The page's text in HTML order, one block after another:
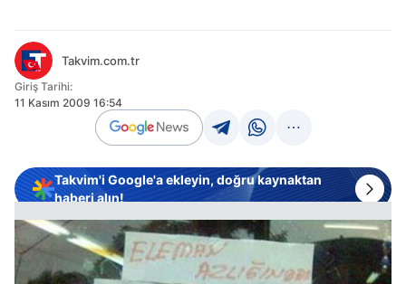
Takvim.com.tr
Giriş Tarihi:
11 Kasım 2009 16:54
Takvim'i Google'a ekleyin, doğru kaynaktan
haberi alın!